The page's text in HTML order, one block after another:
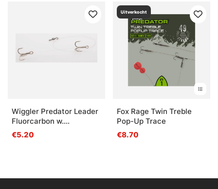
Wiggler Predator Leader
Fluorcarbon w.
gamakatsu Hook TR13
stl. 8 20lbs
€5.20
Uitverkocht
Fox Rage Twin Treble
Pop-Up Trace
€8.70